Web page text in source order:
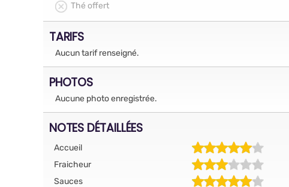
Thé offert
TARIFS
Aucun tarif renseigné.
PHOTOS
Aucune photo enregistrée.
NOTES DÉTAILLÉES
Accueil
Fraicheur
Sauces